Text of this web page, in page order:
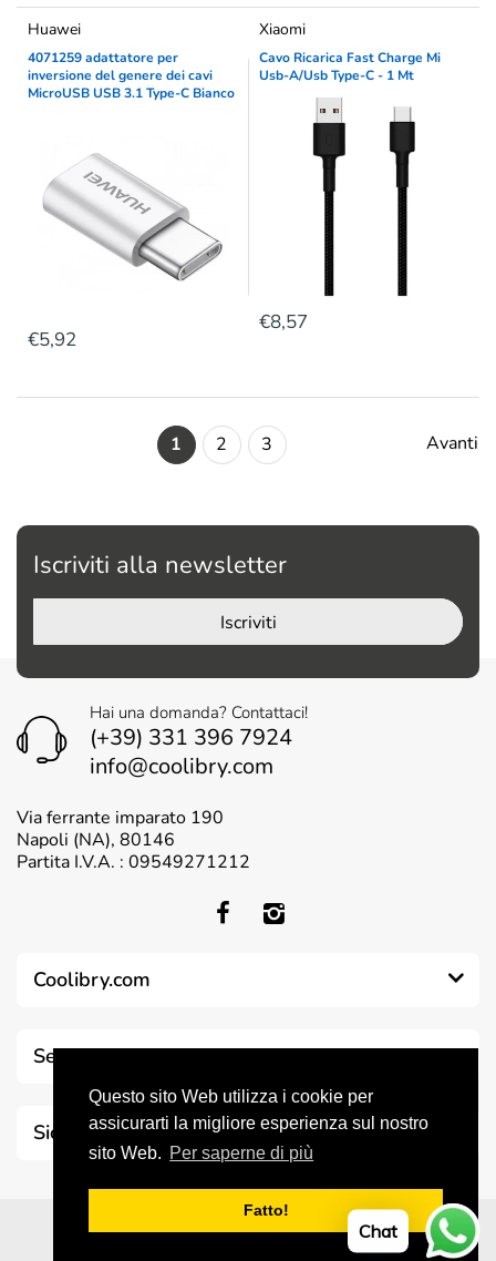
Questo sito Web utilizza i cookie per
assicurarti la migliore esperienza sul nostro
sito Web. Per saperne di più
Fatto!
Huawei
4071259 adattatore per
inversione del genere dei cavi
MicroUSB USB 3.1 Type-C Bianco
€5,92
Xiaomi
Cavo Ricarica Fast Charge Mi
Usb-A/Usb Type-C - 1 Mt
€8,57
1 2 3 Avanti
Iscriviti alla newsletter
Iscriviti
Hai una domanda? Contattaci!
(+39) 331 396 7924
info@coolibry.com
Via ferrante imparato 190
Napoli (NA), 80146
Partita I.V.A. : 09549271212
Coolibry.com
Servizio clienti
Sicurezza & Trasparenza
© 2026 Coolibry. All Rights Reserved
Chat